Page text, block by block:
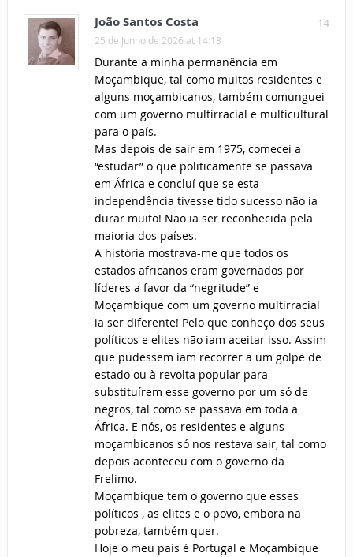
14
João Santos Costa
25 de Junho de 2026 at 14:18
Durante a minha permanência em
Moçambique, tal como muitos residentes e
alguns moçambicanos, também comunguei
com um governo multirracial e multicultural
para o país.
Mas depois de sair em 1975, comecei a
“estudar” o que politicamente se passava
em África e concluí que se esta
independência tivesse tido sucesso não ia
durar muito! Não ia ser reconhecida pela
maioria dos países.
A história mostrava-me que todos os
estados africanos eram governados por
líderes a favor da “negritude” e
Moçambique com um governo multirracial
ia ser diferente! Pelo que conheço dos seus
políticos e elites não iam aceitar isso. Assim
que pudessem iam recorrer a um golpe de
estado ou à revolta popular para
substituírem esse governo por um só de
negros, tal como se passava em toda a
África. E nós, os residentes e alguns
moçambicanos só nos restava sair, tal como
depois aconteceu com o governo da
Frelimo.
Moçambique tem o governo que esses
políticos , as elites e o povo, embora na
pobreza, também quer.
Hoje o meu país é Portugal e Moçambique